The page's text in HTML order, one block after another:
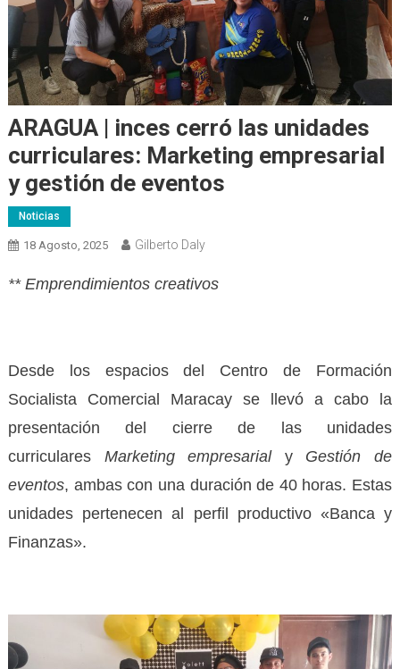
ARAGUA | inces cerró las unidades
curriculares: Marketing empresarial
y gestión de eventos
Noticias
18 Agosto, 2025 Gilberto Daly
** Emprendimientos creativos
Desde los espacios del Centro de Formación
Socialista Comercial Maracay se llevó a cabo la
presentación del cierre de las unidades
curriculares Marketing empresarialy Gestión de
eventos, ambas con una duración de 40 horas. Estas
unidades pertenecen al perfil productivo «Banca y
Finanzas».